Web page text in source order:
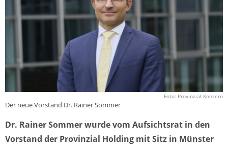
Foto: Provinzial Konzern
Der neue Vorstand Dr. Rainer Sommer
Dr. Rainer Sommer wurde vom Aufsichtsrat in den
Vorstand der Provinzial Holding mit Sitz in Münster